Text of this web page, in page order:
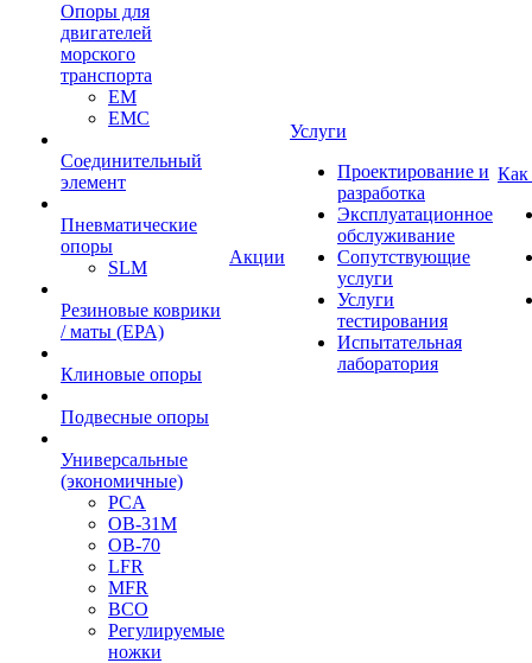
Опоры для
двигателей
морского
транспорта
EM
EMC
Cоединительный
элемент
Пневматические
опоры
SLM
Резиновые коврики
/ маты (EPA)
Клиновые опоры
Подвесные опоры
Универсальные
(экономичные)
PCA
ОВ-31М
OB-70
LFR
MFR
ВСО
Регулируемые
ножки
Акции
Услуги
Проектирование и
разработка
Эксплуатационное
обслуживание
Сопутствующие
услуги
Услуги
тестирования
Испытательная
лаборатория
Как